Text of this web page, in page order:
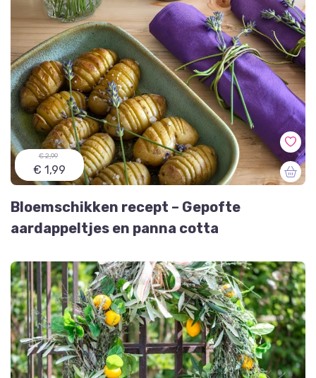
€ 2,99
€ 1,99
Bloemschikken recept – Gepofte
aardappeltjes en panna cotta